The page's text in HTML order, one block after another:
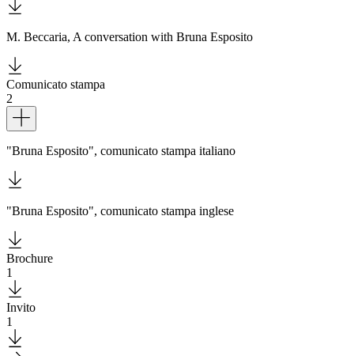
Chi
Media
Amministrazione
il
M. Beccaria, A conversation with Bruna Esposito
Comunicato stampa
2
"Bruna Esposito", comunicato stampa italiano
"Bruna Esposito", comunicato stampa inglese
Brochure
1
Download
Invito
1
Download